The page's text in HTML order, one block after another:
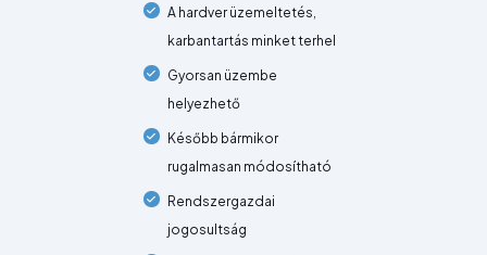
A hardver üzemeltetés,
karbantartás minket terhel
Gyorsan üzembe
helyezhető
Később bármikor
rugalmasan módosítható
Rendszergazdai
jogosultság